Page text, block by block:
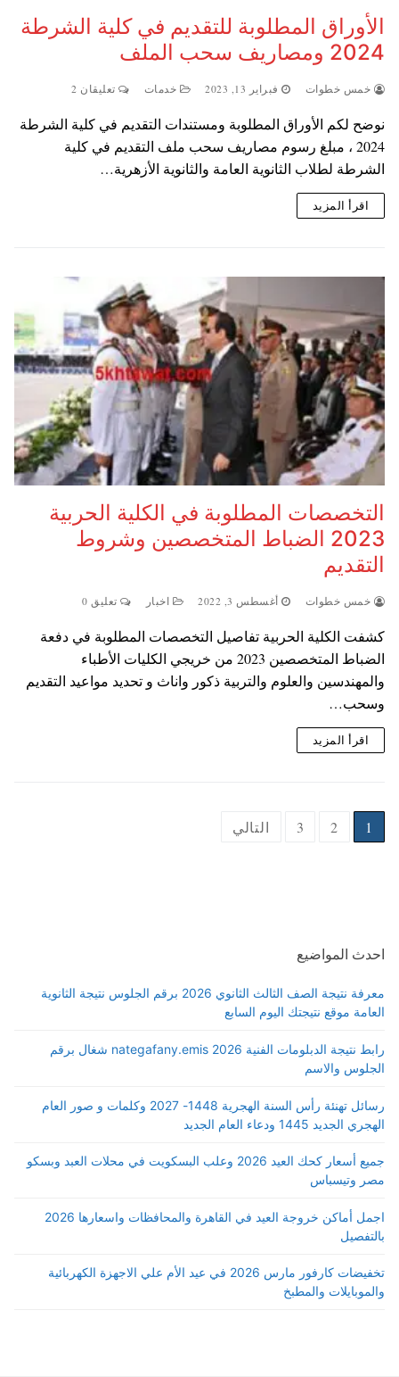
الأوراق المطلوبة للتقديم في كلية الشرطة
2024 ومصاريف سحب الملف
خمس خطوات فبراير 13, 2023 خدمات تعليقان 2
نوضح لكم الأوراق المطلوبة ومستندات التقديم في كلية الشرطة
2024 ، مبلغ رسوم مصاريف سحب ملف التقديم في كلية
الشرطة لطلاب الثانوية العامة والثانوية الأزهرية…
اقرأ المزيد
التخصصات المطلوبة في الكلية الحربية
2023 الضباط المتخصصين وشروط
التقديم
خمس خطوات أغسطس 3, 2022 اخبار تعليق 0
كشفت الكلية الحربية تفاصيل التخصصات المطلوبة في دفعة
الضباط المتخصصين 2023 من خريجي الكليات الأطباء
والمهندسين والعلوم والتربية ذكور واناث و تحديد مواعيد التقديم
وسحب…
اقرأ المزيد
Posts
1
2
3 التالي
احدث المواضيع
معرفة نتيجة الصف الثالث الثانوي 2026 برقم الجلوس نتيجة الثانوية
العامة موقع نتيجتك اليوم السابع
رابط نتيجة الدبلومات الفنية 2026 nategafany.emis شغال برقم
الجلوس والاسم
رسائل تهنئة رأس السنة الهجرية 1448- 2027 وكلمات و صور العام
الهجري الجديد 1445 ودعاء العام الجديد
جميع أسعار كحك العيد 2026 وعلب البسكويت في محلات العبد وبسكو
مصر وتيسباس
اجمل أماكن خروجة العيد في القاهرة والمحافظات واسعارها 2026
بالتفصيل
تخفيضات كارفور مارس 2026 في عيد الأم علي الاجهزة الكهربائية
والموبايلات والمطبخ